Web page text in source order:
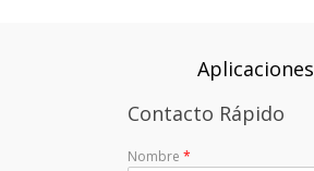
Aplicaciones
Contacto Rápido
Nombre *